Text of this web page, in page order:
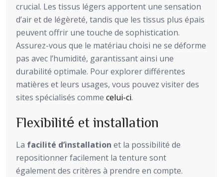
crucial. Les tissus légers apportent une sensation
d’air et de légèreté, tandis que les tissus plus épais
peuvent offrir une touche de sophistication.
Assurez-vous que le matériau choisi ne se déforme
pas avec l’humidité, garantissant ainsi une
durabilité optimale. Pour explorer différentes
matières et leurs usages, vous pouvez visiter des
sites spécialisés comme celui-ci.
Flexibilité et installation
La facilité d’installation et la possibilité de
repositionner facilement la tenture sont
également des critères à prendre en compte.